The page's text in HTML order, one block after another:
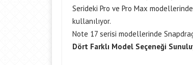
Serideki Pro ve Pro Max
kullanılıyor.
Note 17 serisi modellerinde
Dört Farklı Model Seçeneği